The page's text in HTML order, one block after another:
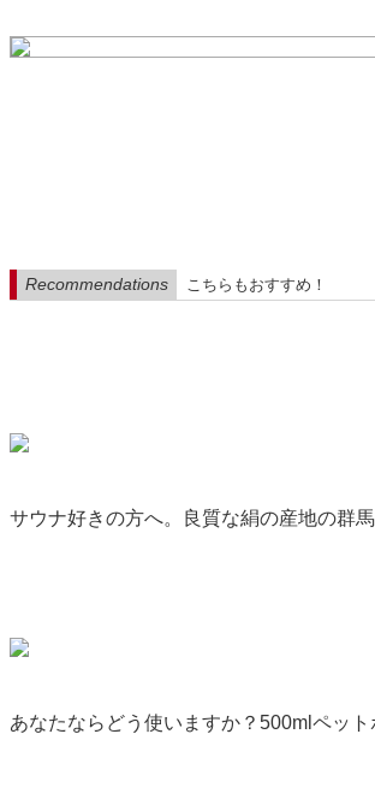
Recommendations こちらもおすすめ！
サウナ好きの方へ。良質な絹の産地の群
あなたならどう使いますか？500mlペッ